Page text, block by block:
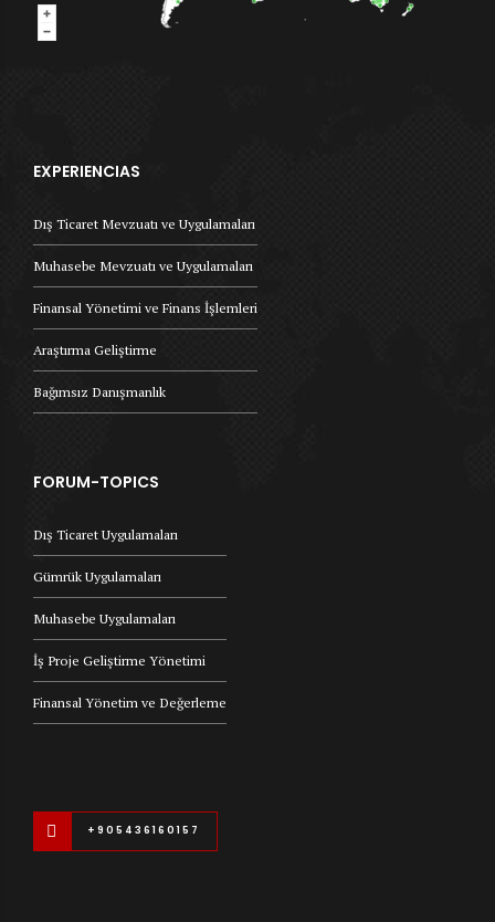
EXPERIENCIAS
Dış Ticaret Mevzuatı ve Uygulamaları
Muhasebe Mevzuatı ve Uygulamaları
Finansal Yönetimi ve Finans İşlemleri
Araştırma Geliştirme
Bağımsız Danışmanlık
FORUM-TOPICS
Dış Ticaret Uygulamaları
Gümrük Uygulamaları
Muhasebe Uygulamaları
İş Proje Geliştirme Yönetimi
Finansal Yönetim ve Değerleme
+905436160157